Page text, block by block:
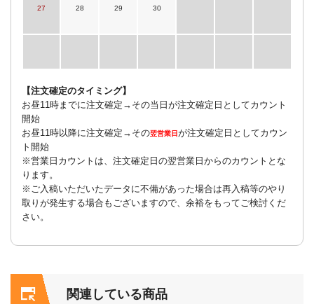
27 28 29 30
【注文確定のタイミング】
お昼11時までに注文確定→その当日が注文確定日としてカウント
開始
お昼11時以降に注文確定→その翌営業日が注文確定日としてカウン
ト開始
※営業日カウントは、注文確定日の翌営業日からのカウントとな
ります。
※ご入稿いただいたデータに不備があった場合は再入稿等のやり
取りが発生する場合もございますので、余裕をもってご検討くだ
さい。
関連している商品